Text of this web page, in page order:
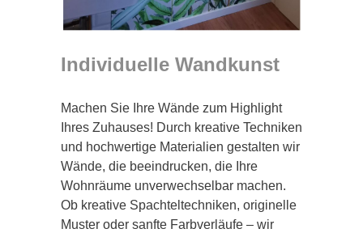
Individuelle Wandkunst
Machen Sie Ihre Wände zum Highlight
Ihres Zuhauses! Durch kreative Techniken
und hochwertige Materialien gestalten wir
Wände, die beeindrucken, die Ihre
Wohnräume unverwechselbar machen.
Ob kreative Spachteltechniken, originelle
Muster oder sanfte Farbverläufe – wir